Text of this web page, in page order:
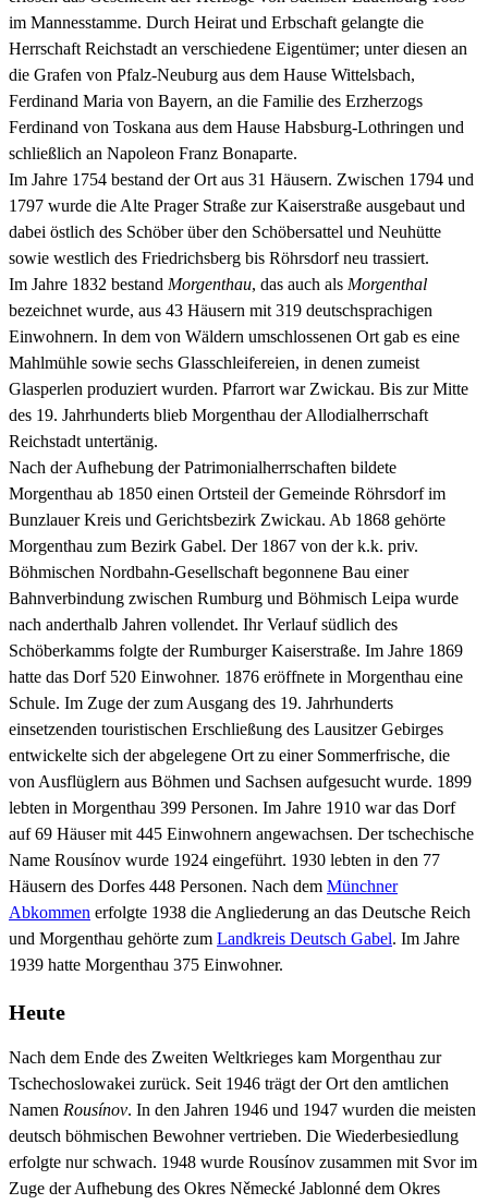
im Mannesstamme. Durch Heirat und Erbschaft gelangte die
Herrschaft Reichstadt an verschiedene Eigentümer; unter diesen an
die Grafen von Pfalz-Neuburg aus dem Hause Wittelsbach,
Ferdinand Maria von Bayern, an die Familie des Erzherzogs
Ferdinand von Toskana aus dem Hause Habsburg-Lothringen und
schließlich an Napoleon Franz Bonaparte.
Im Jahre 1754 bestand der Ort aus 31 Häusern. Zwischen 1794 und
1797 wurde die Alte Prager Straße zur Kaiserstraße ausgebaut und
dabei östlich des Schöber über den Schöbersattel und Neuhütte
sowie westlich des Friedrichsberg bis Röhrsdorf neu trassiert.
Im Jahre 1832 bestand Morgenthau, das auch als Morgenthal
bezeichnet wurde, aus 43 Häusern mit 319 deutschsprachigen
Einwohnern. In dem von Wäldern umschlossenen Ort gab es eine
Mahlmühle sowie sechs Glasschleifereien, in denen zumeist
Glasperlen produziert wurden. Pfarrort war Zwickau. Bis zur Mitte
des 19. Jahrhunderts blieb Morgenthau der Allodialherrschaft
Reichstadt untertänig.
Nach der Aufhebung der Patrimonialherrschaften bildete
Morgenthau ab 1850 einen Ortsteil der Gemeinde Röhrsdorf im
Bunzlauer Kreis und Gerichtsbezirk Zwickau. Ab 1868 gehörte
Morgenthau zum Bezirk Gabel. Der 1867 von der k.k. priv.
Böhmischen Nordbahn-Gesellschaft begonnene Bau einer
Bahnverbindung zwischen Rumburg und Böhmisch Leipa wurde
nach anderthalb Jahren vollendet. Ihr Verlauf südlich des
Schöberkamms folgte der Rumburger Kaiserstraße. Im Jahre 1869
hatte das Dorf 520 Einwohner. 1876 eröffnete in Morgenthau eine
Schule. Im Zuge der zum Ausgang des 19. Jahrhunderts
einsetzenden touristischen Erschließung des Lausitzer Gebirges
entwickelte sich der abgelegene Ort zu einer Sommerfrische, die
von Ausflüglern aus Böhmen und Sachsen aufgesucht wurde. 1899
lebten in Morgenthau 399 Personen. Im Jahre 1910 war das Dorf
auf 69 Häuser mit 445 Einwohnern angewachsen. Der tschechische
Name Rousínov wurde 1924 eingeführt. 1930 lebten in den 77
Häusern des Dorfes 448 Personen. Nach dem Münchner
Abkommen erfolgte 1938 die Angliederung an das Deutsche Reich
und Morgenthau gehörte zum Landkreis Deutsch Gabel. Im Jahre
1939 hatte Morgenthau 375 Einwohner.
Heute
Nach dem Ende des Zweiten Weltkrieges kam Morgenthau zur
Tschechoslowakei zurück. Seit 1946 trägt der Ort den amtlichen
Namen Rousínov. In den Jahren 1946 und 1947 wurden die meisten
deutsch böhmischen Bewohner vertrieben. Die Wiederbesiedlung
erfolgte nur schwach. 1948 wurde Rousínov zusammen mit Svor im
Zuge der Aufhebung des Okres Německé Jablonné dem Okres